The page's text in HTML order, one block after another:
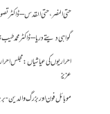
حتی النصر ، حتی القدس – ڈاکٹر
گواہی دیتے دریا – ڈاکٹر محمد
احراریوں کی عیاشیاں : مجلس
عزیز
موبائل فون اور بزرگ والدین-